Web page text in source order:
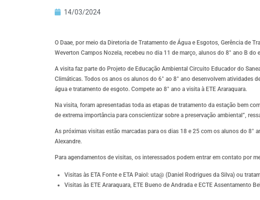
14/03/2024
O Daae, por meio da Diretoria de Tratamento de Água e Esgotos, Gerência de
Weverton Campos Nozela, recebeu no dia 11 de março, alunos do 8° ano B
A visita faz parte do Projeto de Educação Ambiental Circuito Educador do
Climáticas. Todos os anos os alunos do 6° ao 8° ano desenvolvem atividades
água e tratamento de esgoto. Compete ao 8° ano a visita à ETE Araraquara.
Na visita, foram apresentadas toda as etapas de tratamento da estação bem
de extrema importância para conscientizar sobre a preservação ambiental”,
As próximas visitas estão marcadas para os dias 18 e 25 com os alunos do 8°
Alexandre.
Para agendamentos de visitas, os interessados podem entrar em contato por
Visitas às ETA Fonte e ETA Paiol: uta@ (Daniel Rodrigues da Silva) ou
Visitas às ETE Araraquara, ETE Bueno de Andrada e ECTE Assentamento